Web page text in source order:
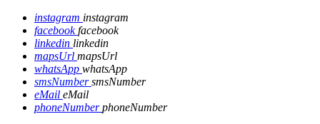
instagram instagram
facebookfacebook
linkedin linkedin
mapsUrl mapsUrl
whatsApp whatsApp
smsNumbersmsNumber
eMail eMail
phoneNumberphoneNumber